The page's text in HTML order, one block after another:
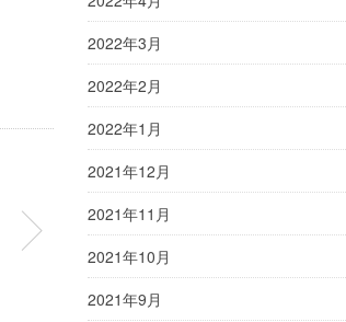
2022年3月
2022年2月
2022年1月
2021年12月
2021年11月
2021年10月
2021年9月